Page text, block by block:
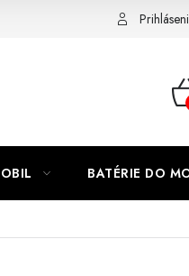
BATÉRIE DO